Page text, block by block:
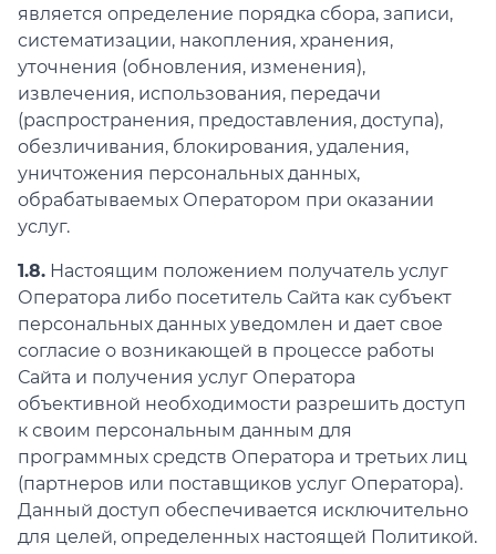
является определение порядка сбора, записи,
систематизации, накопления, хранения,
уточнения (обновления, изменения),
извлечения, использования, передачи
(распространения, предоставления, доступа),
обезличивания, блокирования, удаления,
уничтожения персональных данных,
обрабатываемых Оператором при оказании
услуг.
1.8. Настоящим положением получатель услуг
Оператора либо посетитель Сайта как субъект
персональных данных уведомлен и дает свое
согласие о возникающей в процессе работы
Сайта и получения услуг Оператора
объективной необходимости разрешить доступ
к своим персональным данным для
программных средств Оператора и третьих лиц
(партнеров или поставщиков услуг Оператора).
Данный доступ обеспечивается исключительно
для целей, определенных настоящей Политикой.